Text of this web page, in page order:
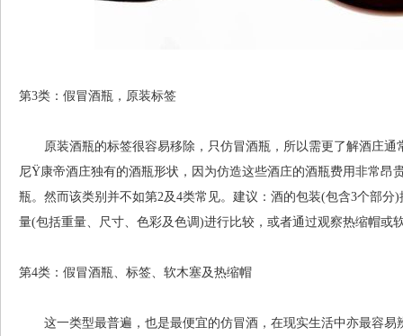
第3类：假冒酒瓶，原装标签
原装酒瓶的标签很容易移除，只仿冒酒瓶，所以需更了解酒庄
尼Ÿ康帝酒庄独有的酒瓶形状，因为仿造这些酒庄的酒瓶费用非常昂
瓶。然而该类别并不如第2及4类常见。建议：酒的包装(包含3个部
量(包括重量、尺寸、色彩及色调)进行比较，或者通过观察热缩帽或
第4类：假冒酒瓶、标签、软木塞及热缩帽
这一类型最普遍，也是最便宜的仿冒酒，在现实生活中亦最容易